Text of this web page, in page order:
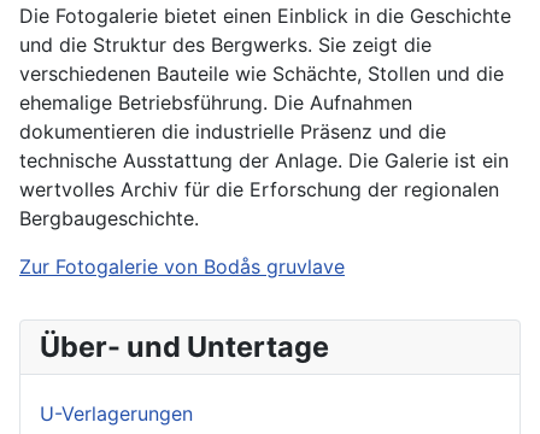
Die Fotogalerie bietet einen Einblick in die Geschichte
und die Struktur des Bergwerks. Sie zeigt die
verschiedenen Bauteile wie Schächte, Stollen und die
ehemalige Betriebsführung. Die Aufnahmen
dokumentieren die industrielle Präsenz und die
technische Ausstattung der Anlage. Die Galerie ist ein
wertvolles Archiv für die Erforschung der regionalen
Bergbaugeschichte.
Zur Fotogalerie von Bodås gruvlave
Über- und Untertage
U-Verlagerungen